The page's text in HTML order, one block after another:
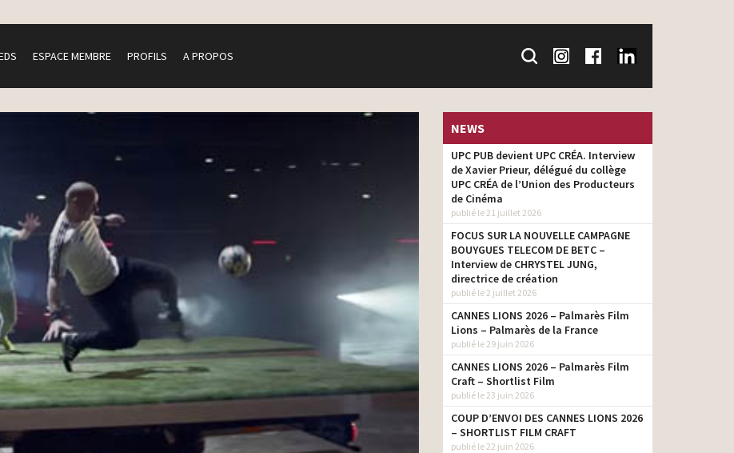
ESPACE MEMBRE PROFILS A PROPOS
NEWS
UPC PUB devient UPC CRÉA. Interview
de Xavier Prieur, délégué du collège
UPC CRÉA de l’Union des Producteurs
de Cinéma
publié le 21 juillet 2026
FOCUS SUR LA NOUVELLE CAMPAGNE
BOUYGUES TELECOM DE BETC –
Interview de CHRYSTEL JUNG,
directrice de création
publié le 2 juillet 2026
CANNES LIONS 2026 – Palmarès Film
Lions – Palmarès de la France
publié le 29 juin 2026
CANNES LIONS 2026 – Palmarès Film
Craft – Shortlist Film
publié le 23 juin 2026
COUP D’ENVOI DES CANNES LIONS 2026
– SHORTLIST FILM CRAFT
publié le 22 juin 2026